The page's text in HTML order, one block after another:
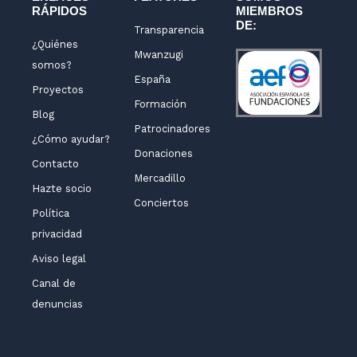
RÁPIDOS
¿Quiénes
somos?
Proyectos
Blog
¿Cómo ayudar?
Contacto
Hazte socio
Política
privacidad
Aviso legal
Canal de
denuncias
Transparencia
Mwanzugi
España
Formación
Patrocinadores
Donaciones
Mercadillo
Conciertos
MIEMBROS
DE: